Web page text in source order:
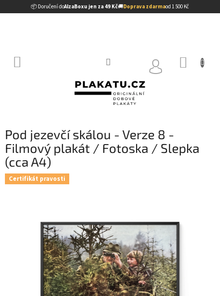
📦 Doručení doAlzaBoxu jen za 49 Kč🚚Doprava zdarmaod 1 500 Kč
na
Pod jezevčí skálou - Verze 8 -
Filmový plakát / Fotoska / Slepka
(cca A4)
Certifikát pravosti